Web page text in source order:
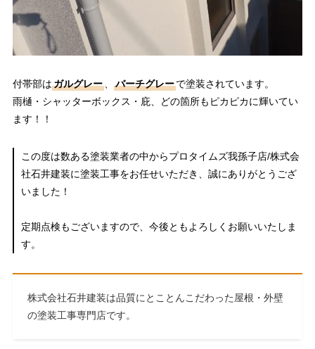
付帯部はガルグレー、 バーチグレーで塗装されています。
雨樋・シャッターボックス・庇、どの箇所もピカピカに輝いてい
ます！！
この度は数ある塗装業者の中からプロタイムズ我孫子店/株式会
社石井建装に塗装工事をお任せいただき、誠にありがとうござ
いました！
定期点検もございますので、今後ともよろしくお願いいたしま
す。
株式会社石井建装は品質にとことんこだわった屋根・外壁
の塗装工事専門店です。